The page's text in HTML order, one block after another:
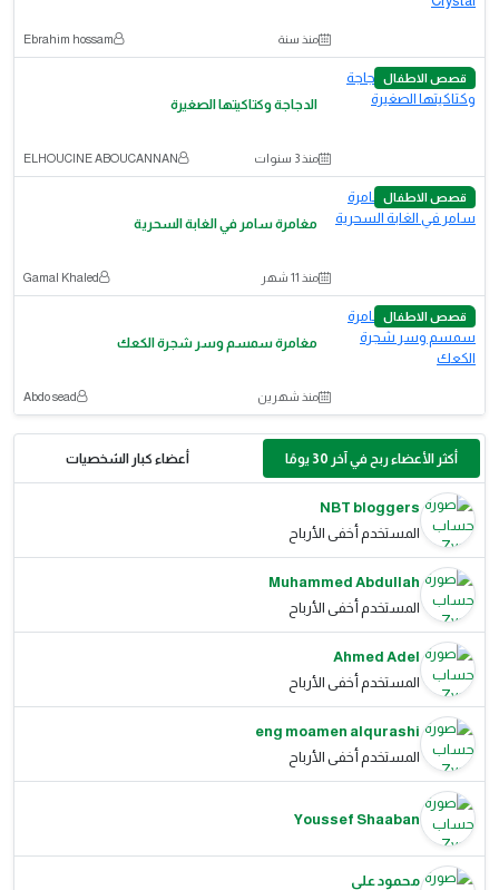
منذ سنة Ebrahim hossam
قصص الاطفال
الدجاجة وكتاكيتها الصغيرة
منذ 3 سنوات ELHOUCINE ABOUCANNAN
قصص الاطفال
مغامرة سامر في الغابة السحرية
منذ 11 شهر Gamal Khaled
قصص الاطفال
مغامرة سمسم وسر شجرة الكعك
منذ شهرين Abdo sead
أكثر الأعضاء ربح في آخر 30 يومًا أعضاء كبار الشخصيات
NBT bloggers
المستخدم أخفى الأرباح
Muhammed Abdullah
المستخدم أخفى الأرباح
Ahmed Adel
المستخدم أخفى الأرباح
eng moamen alqurashi
المستخدم أخفى الأرباح
Youssef Shaaban
محمود علي